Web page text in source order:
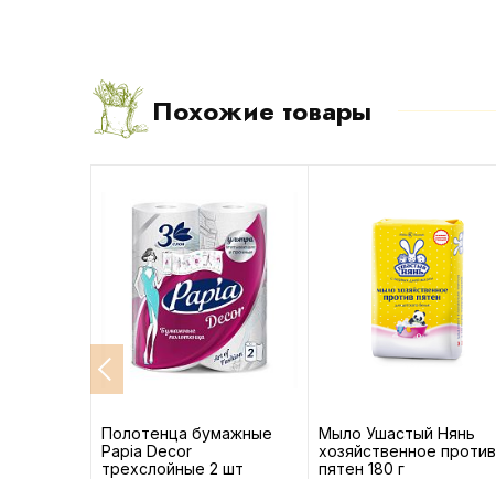
Похожие товары
Полотенца бумажные
Papia Decor
трехслойные 2 шт
Мыло Ушастый Нянь
хозяйственное против
пятен 180 г